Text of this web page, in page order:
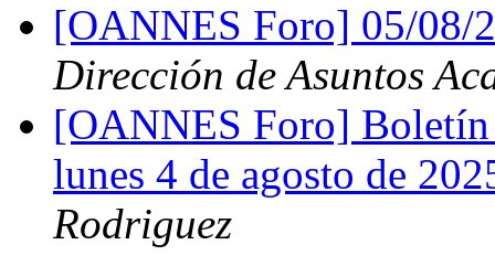
[OANNES Foro] 05/
Dirección de Asuntos
[OANNES Foro]
lunes 4 de agosto de
Rodriguez